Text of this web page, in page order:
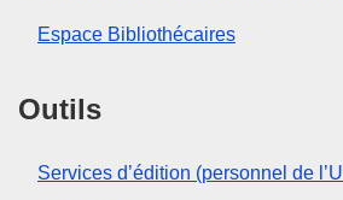
Espace Bibliothécaires
Outils
Services d’édition (personnel de